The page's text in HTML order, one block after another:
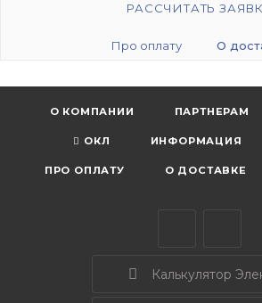
РАССЧИТАТЬ
Про оплату О
О КОМПАНИИ ПАРТНЕРАМ
ОКЛ ИНФОРМАЦИЯ
ПРО ОПЛАТУ О ДОСТАВКЕ
Калькулятор